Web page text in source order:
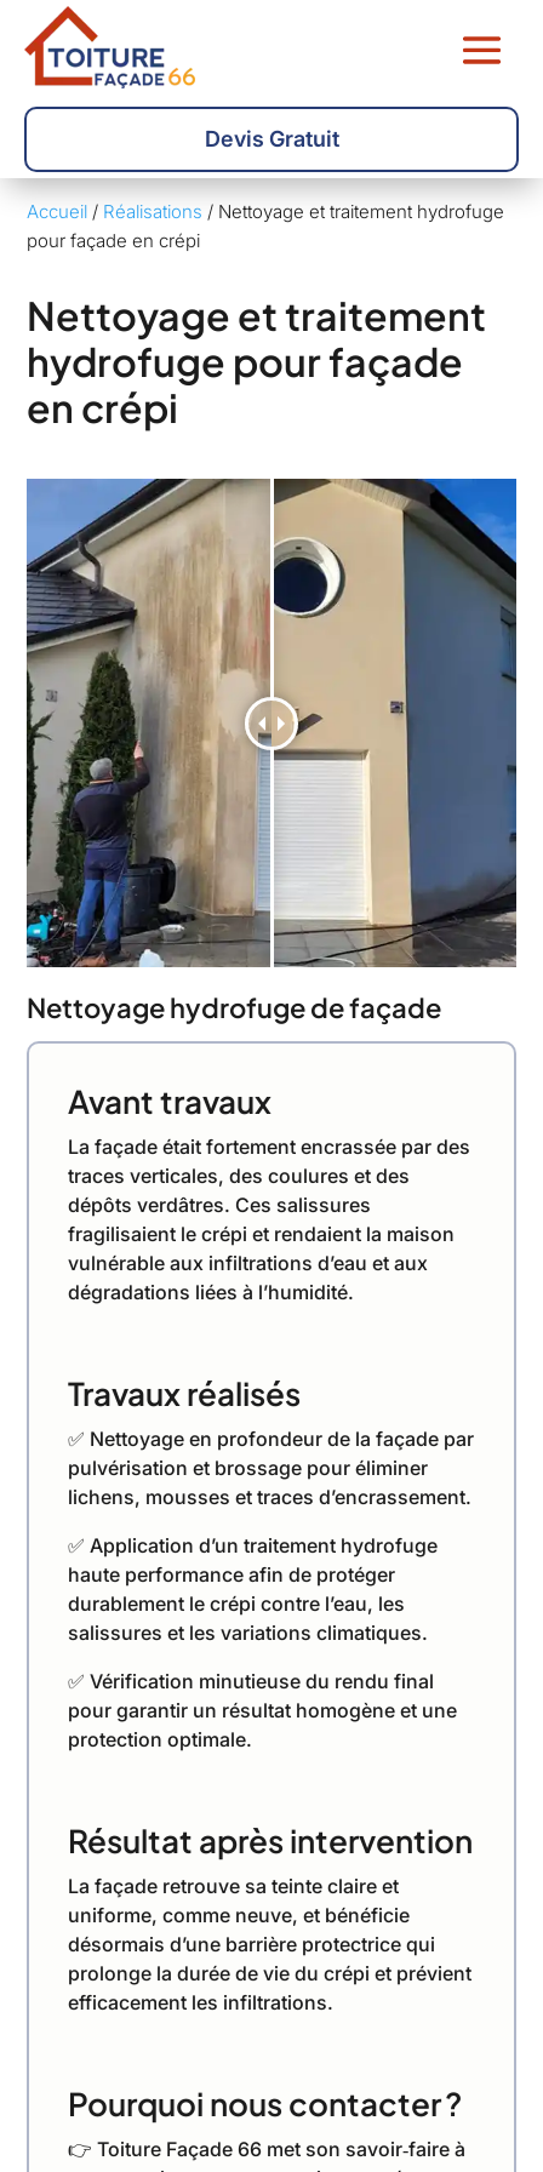
Devis Gratuit
Accueil / Réalisations / Nettoyage et traitement hydrofuge
pour façade en crépi
Nettoyage et traitement
hydrofuge pour façade
en crépi
Nettoyage hydrofuge de façade
Avant travaux
La façade était fortement encrassée par des
traces verticales, des coulures et des
dépôts verdâtres. Ces salissures
fragilisaient le crépi et rendaient la maison
vulnérable aux infiltrations d’eau et aux
dégradations liées à l’humidité.
Travaux réalisés
✅ Nettoyage en profondeur de la façade par
pulvérisation et brossage pour éliminer
lichens, mousses et traces d’encrassement.
✅ Application d’un traitement hydrofuge
haute performance afin de protéger
durablement le crépi contre l’eau, les
salissures et les variations climatiques.
✅ Vérification minutieuse du rendu final
pour garantir un résultat homogène et une
protection optimale.
Résultat après intervention
La façade retrouve sa teinte claire et
uniforme, comme neuve, et bénéficie
désormais d’une barrière protectrice qui
prolonge la durée de vie du crépi et prévient
efficacement les infiltrations.
Pourquoi nous contacter ?
👉 Toiture Façade 66 met son savoir‑faire à